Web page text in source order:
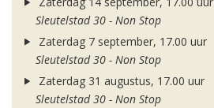
Sleutelstad 30 - Non Stop
Zaterdag 7 september, 17.00 uur
Sleutelstad 30 - Non Stop
Zaterdag 31 augustus, 17.00 uur
Sleutelstad 30 - Non Stop